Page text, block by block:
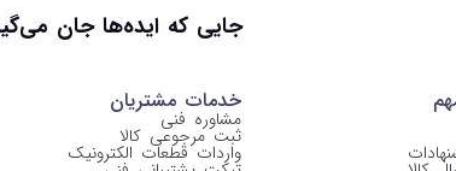
که ایده‌ها جان
خدمات مشتریان
مشاوره فنی
ثبت مرجوعی کالا
واردات قطعات الکترونیک